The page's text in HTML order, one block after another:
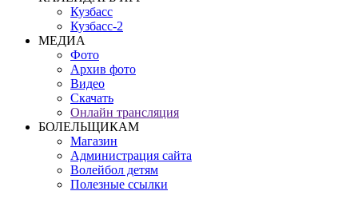
Кузбасс
Кузбасс-2
МЕДИА
Фото
Архив фото
Видео
Скачать
Онлайн трансляция
БОЛЕЛЬЩИКАМ
Магазин
Администрация сайта
Волейбол детям
Полезные ссылки